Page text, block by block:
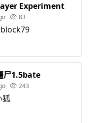
回收利用导致的bug
1.1.0 修复部分冲突
了个bug 1.1.2 简化了
可回收
Experiment
83
尸1.5bate
243
狐